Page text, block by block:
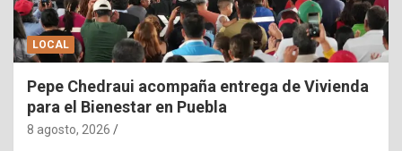
LOCAL
Pepe Chedraui acompaña entrega de Vivienda
para el Bienestar en Puebla
8 agosto, 2026